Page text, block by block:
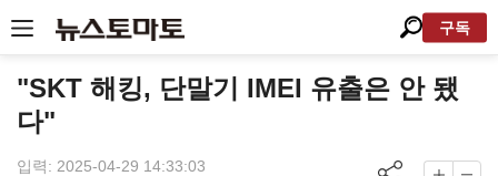
구독
"SKT 해킹, 단말기 IMEI 유출은 안 됐
다"
입력: 2025-04-29 14:33:03